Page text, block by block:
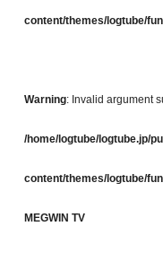
content/themes/logtube/
Warning: Invalid argument
/home/logtube/logtube.jp/
content/themes/logtube/
MEGWIN TV